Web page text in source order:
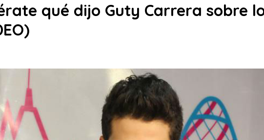
qué dijo Guty Carrera sobre